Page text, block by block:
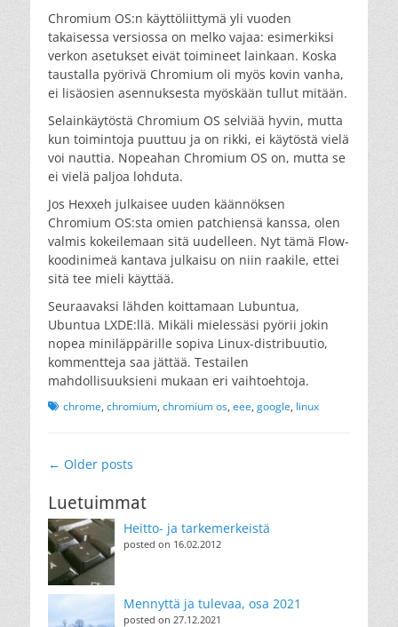
Chromium OS:n käyttöliittymä yli vuoden
takaisessa versiossa on melko vajaa: esimerkiksi
verkon asetukset eivät toimineet lainkaan. Koska
taustalla pyörivä Chromium oli myös kovin vanha,
ei lisäosien asennuksesta myöskään tullut mitään.
Selainkäytöstä Chromium OS selviää hyvin, mutta
kun toimintoja puuttuu ja on rikki, ei käytöstä vielä
voi nauttia. Nopeahan Chromium OS on, mutta se
ei vielä paljoa lohduta.
Jos Hexxeh julkaisee uuden käännöksen
Chromium OS:sta omien patchiensä kanssa, olen
valmis kokeilemaan sitä uudelleen. Nyt tämä Flow-
koodinimeä kantava julkaisu on niin raakile, ettei
sitä tee mieli käyttää.
Seuraavaksi lähden koittamaan Lubuntua,
Ubuntua LXDE:llä. Mikäli mielessäsi pyörii jokin
nopea miniläppärille sopiva Linux-distribuutio,
kommentteja saa jättää. Testailen
mahdollisuuksieni mukaan eri vaihtoehtoja.
Tagschrome, chromium, chromium os, eee, google, linux
Post
← Older posts
Luetuimmat
Heitto- ja tarkemerkeistä
posted on 16.02.2012
Mennyttä ja tulevaa, osa 2021
posted on 27.12.2021